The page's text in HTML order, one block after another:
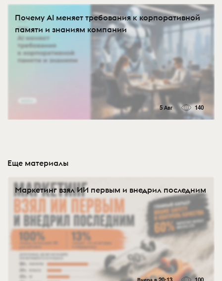
Почему AI меняет требования к корпоративной
памяти и знаниям компании
5 Авг 140
Еще материалы
Маркетинг взял ИИ первым и внедрил последним